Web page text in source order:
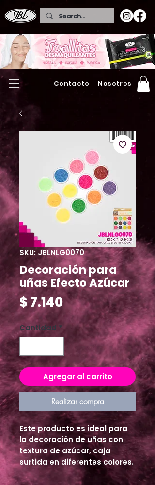
Contacto Nosotros
SKU: JBLNLG0070
Decoración para
uñas Efecto Azúcar
$ 7.140Precio
Cantidad *
Agregar al carrito
Realizar compra
Este producto es ideal para
la decoración de uñas con
textura de azúcar, caja
surtida en diferentes colores.